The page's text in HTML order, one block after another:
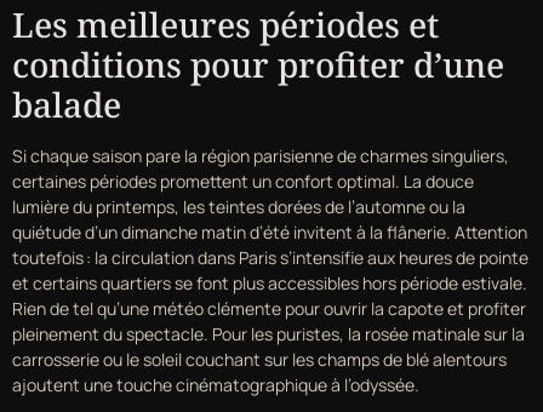
Les meilleures périodes et
conditions pour profiter d’une
balade
Si chaque saison pare la région parisienne de charmes singuliers,
certaines périodes promettent un confort optimal. La douce
lumière du printemps, les teintes dorées de l’automne ou la
quiétude d’un dimanche matin d’été invitent à la flânerie. Attention
toutefois : la circulation dans Paris s’intensifie aux heures de pointe
et certains quartiers se font plus accessibles hors période estivale.
Rien de tel qu’une météo clémente pour ouvrir la capote et profiter
pleinement du spectacle. Pour les puristes, la rosée matinale sur la
carrosserie ou le soleil couchant sur les champs de blé alentours
ajoutent une touche cinématographique à l’odyssée.